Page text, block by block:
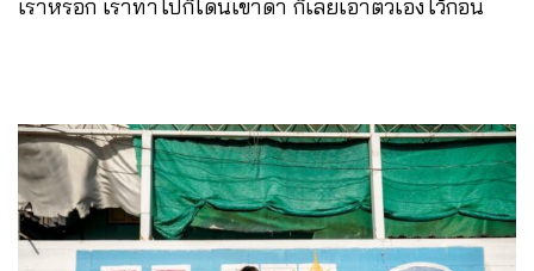
เราหรอก เราทำไปก็โดนเขาด่า ก็เลยเอาตัวเองไว้ก่อน